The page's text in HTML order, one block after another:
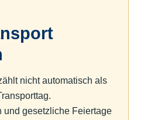
nicht automatisch als
und gesetzliche Feiertage